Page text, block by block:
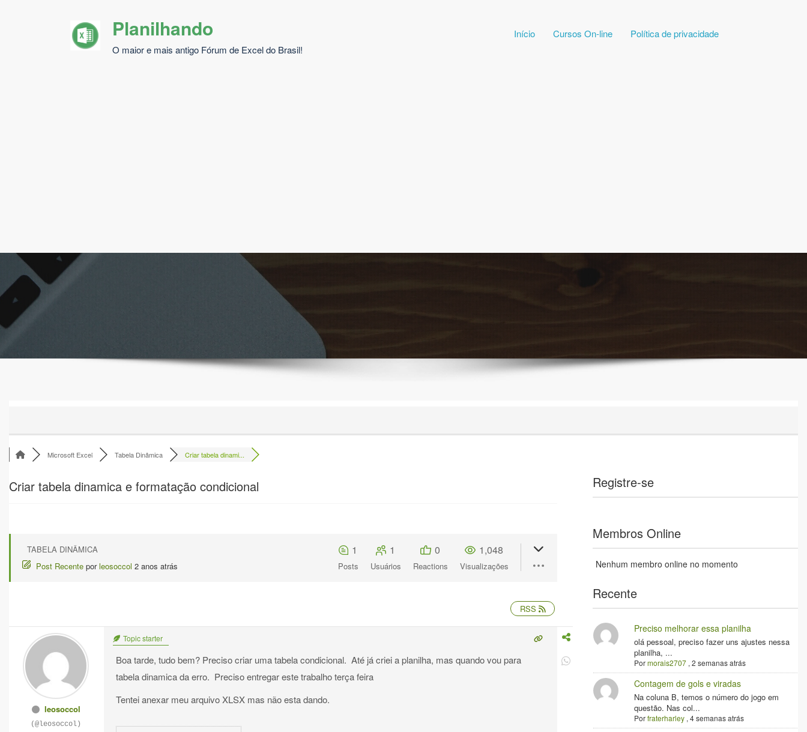
Planilhando
O maior e mais antigo Fórum de Excel do Brasil!
Início Cursos On-line Política de privacidade
Microsoft Excel Tabela Dinâmica Criar tabela dinami...
Criar tabela dinamica e formatação condicional
TABELA DINÂMICA
Post Recente por leosoccol 2 anos atrás
1
Posts
1
Usuários
0
Reactions
1,048
Visualizações
RSS
leosoccol
(@leosoccol)
Topic starter
Boa tarde, tudo bem? Preciso criar uma tabela condicional. Até já criei a planilha, mas quando vou para
tabela dinamica da erro. Preciso entregar este trabalho terça feira
Tentei anexar meu arquivo XLSX mas não esta dando.
Registre-se
Membros Online
Nenhum membro online no momento
Recente
Preciso melhorar essa planilha
olá pessoal, preciso fazer uns ajustes nessa
planilha, ...
Pormorais2707 ,2 semanas atrás
Contagem de gols e viradas
Na coluna B, temos o número do jogo em
questão. Nas col...
Porfraterharley ,4 semanas atrás